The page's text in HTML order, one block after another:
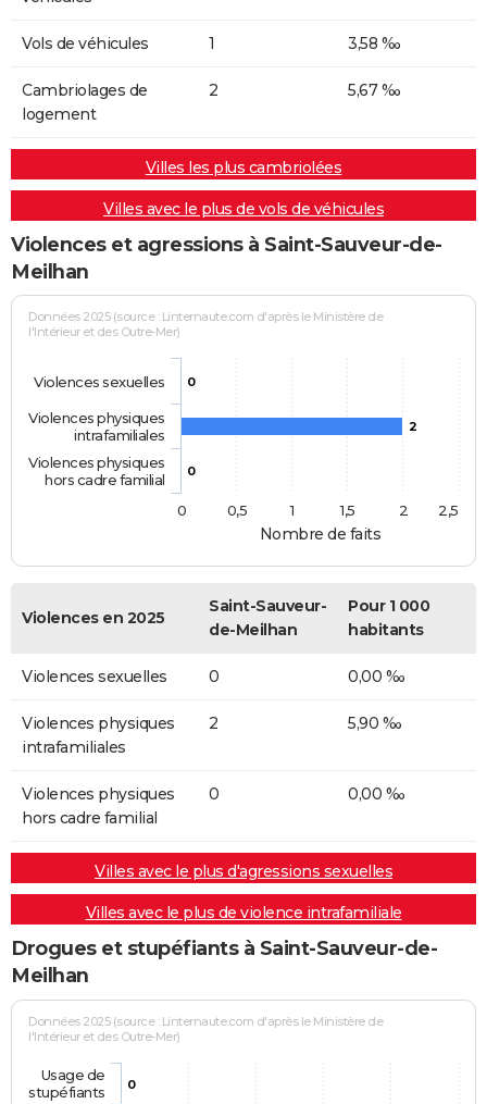
Vols de véhicules 1 3,58 ‰
Cambriolages de
logement
2 5,67 ‰
Villes les plus cambriolées
Villes avec le plus de vols de véhicules
Violences et agressions à Saint-Sauveur-de-
Meilhan
Nombre de faits
Données 2025 (source : Linternaute.com d'après le Ministère de
l'Intérieur et des Outre-Mer)
0
2
0
Violences sexuelles
Violences physiques
intrafamiliales
Violences physiques
hors cadre familial
0
0,5 1 1,5 2 2,5
Violences en 2025
Saint-Sauveur-
de-Meilhan
Pour 1 000
habitants
Violences sexuelles 0 0,00 ‰
Violences physiques
intrafamiliales
2 5,90 ‰
Violences physiques
hors cadre familial
0 0,00 ‰
Villes avec le plus d'agressions sexuelles
Villes avec le plus de violence intrafamiliale
Drogues et stupéfiants à Saint-Sauveur-de-
Meilhan
Données 2025 (source : Linternaute.com d'après le Ministère de
l'Intérieur et des Outre-Mer)
0
Usage de
stupéfiants